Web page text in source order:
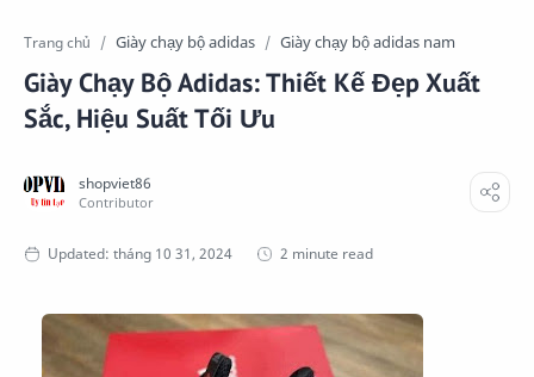
Trang chủ Giày chạy bộ adidas Giày chạy bộ adidas nam
Giày Chạy Bộ Adidas: Thiết Kế Đẹp Xuất
Sắc, Hiệu Suất Tối Ưu
2 minute read